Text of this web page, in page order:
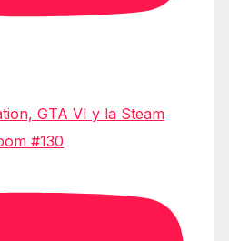
GTA VI y la Steam
#130